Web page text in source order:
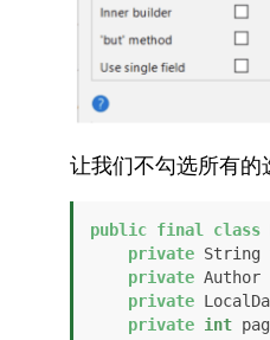
让我们不勾选所有的
public final class
private
private Author
private
private int